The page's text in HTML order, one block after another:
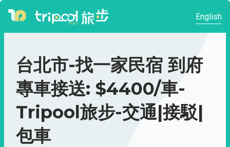
English
台北市-找一家民宿 到府
專車接送: $4400/車-
Tripool旅步-交通|接駁|
包車